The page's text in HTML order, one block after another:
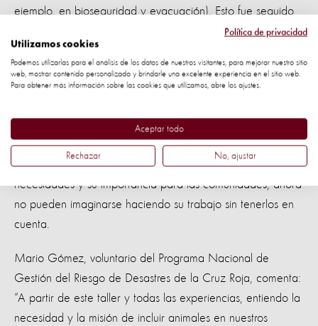
ejemplo, en bioseguridad y evacuación). Esto fue seguido
por una sesión práctica sobre manejo de animales, en
donde utilizamos especies reales de la Facultad de
Veterinaria. Quedamos satisfechos con el balance de
grupo, y con el trabajo teórico y práctico.
Algunos de los participantes admitieron que, inicialmente,
no entendían la relación entre los animales y el trabajo que
realizan, pero después de aprender sobre los animales, sus
necesidades y su importancia para las comunidades, ahora
no pueden imaginarse haciendo su trabajo sin tenerlos en
cuenta.
Mario Gómez, voluntario del Programa Nacional de
Gestión del Riesgo de Desastres de la Cruz Roja, comenta:
“A partir de este taller y todas las experiencias, entiendo la
necesidad y la misión de incluir animales en nuestros
Política de privacidad
Utilizamos cookies
Podemos utilizarlas para el análisis de los datos de nuestros visitantes, para mejorar nuestro sitio
web, mostrar contenido personalizado y brindarle una excelente experiencia en el sitio web.
Para obtener más información sobre las cookies que utilizamos, abre los ajustes.
Aceptar todo
Rechazar No, ajustar